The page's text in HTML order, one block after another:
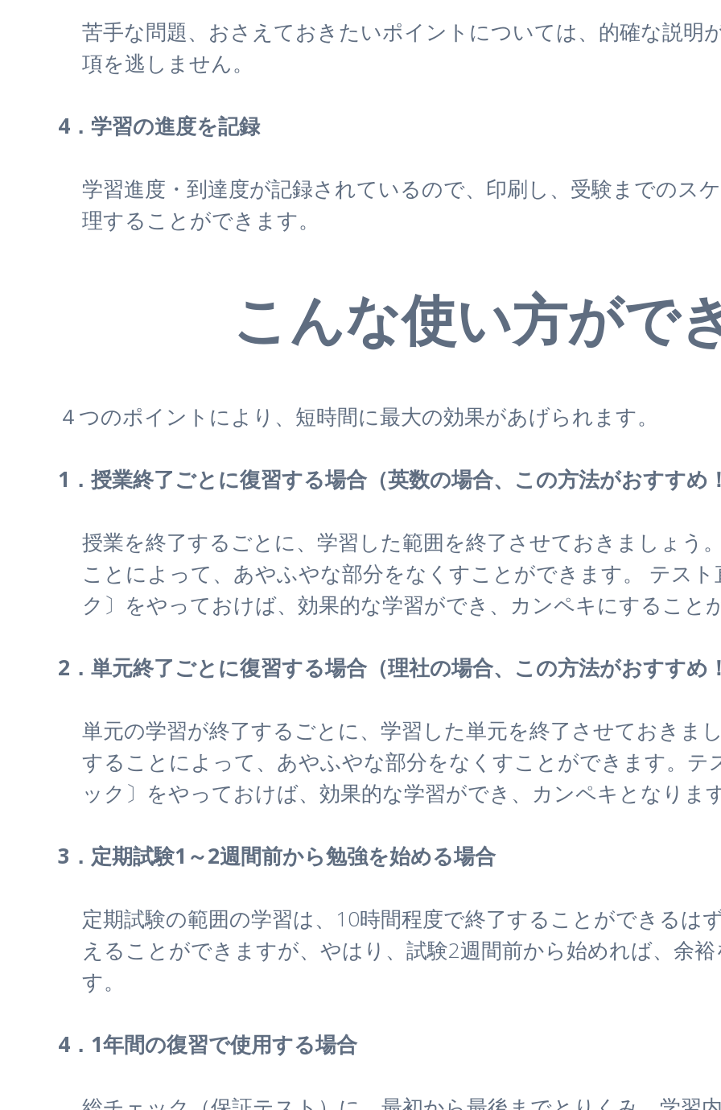
苦手な問題、おさえておきたいポイントについては、的確な説明
項を逃しません。
4．学習の進度を記録
学習進度・到達度が記録されているので、印刷し、受験までのス
理することができます。
こんな使い方がで
４つのポイントにより、短時間に最大の効果があげられます。
1．授業終了ごとに復習する場合（英数の場合、この方法がおすすめ
授業を終了するごとに、学習した範囲を終了させておきましょう
ことによって、あやふやな部分をなくすことができます。 テス
ク〕をやっておけば、効果的な学習ができ、カンペキにすること
2．単元終了ごとに復習する場合（理社の場合、この方法がおすすめ
単元の学習が終了するごとに、学習した単元を終了させておきま
することによって、あやふやな部分をなくすことができます。テ
ック〕をやっておけば、効果的な学習ができ、カンペキとなりま
3．定期試験1～2週間前から勉強を始める場合
定期試験の範囲の学習は、10時間程度で終了することができるは
えることができますが、やはり、試験2週間前から始めれば、余
す。
4．1年間の復習で使用する場合